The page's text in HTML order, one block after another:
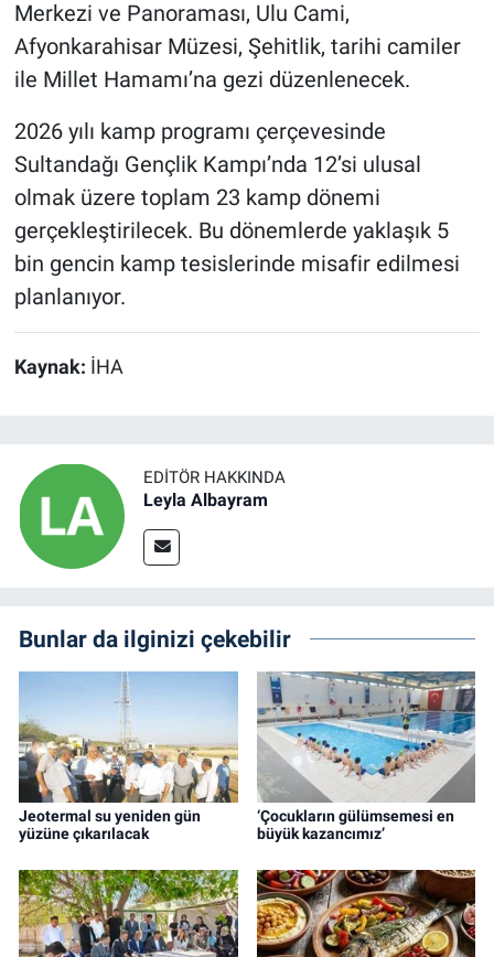
Merkezi ve Panoraması, Ulu Cami,
Afyonkarahisar Müzesi, Şehitlik, tarihi camiler
ile Millet Hamamı’na gezi düzenlenecek.
2026 yılı kamp programı çerçevesinde
Sultandağı Gençlik Kampı’nda 12’si ulusal
olmak üzere toplam 23 kamp dönemi
gerçekleştirilecek. Bu dönemlerde yaklaşık 5
bin gencin kamp tesislerinde misafir edilmesi
planlanıyor.
Kaynak: İHA
EDITÖR HAKKINDA
Leyla Albayram
Bunlar da ilginizi çekebilir
Jeotermal su yeniden gün
yüzüne çıkarılacak
‘Çocukların gülümsemesi en
büyük kazancımız’